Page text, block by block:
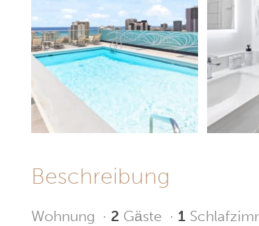
Beschreibung
Wohnung · 2 Gäste · 1